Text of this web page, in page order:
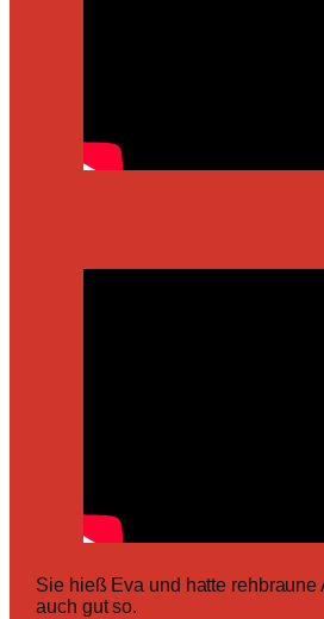
Sie hieß Eva und hatte rehbraune
auch gut so.